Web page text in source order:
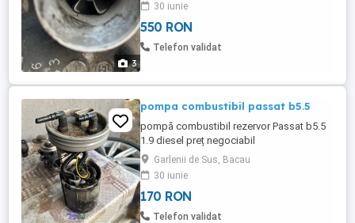
3
30 iunie
550 RON
Telefon validat
pompa combustibil passat b5.5
pompă combustibil rezervor Passat b5.5
1.9 diesel preț negociabil
Garlenii de Sus, Bacau
30 iunie
170 RON
Telefon validat